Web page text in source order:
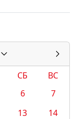
СБ
ВС
6
7
13
14